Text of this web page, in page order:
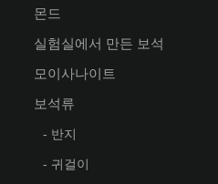
몬드
실험실에서 만든 보석
모이사나이트
보석류
- 반지
- 귀걸이